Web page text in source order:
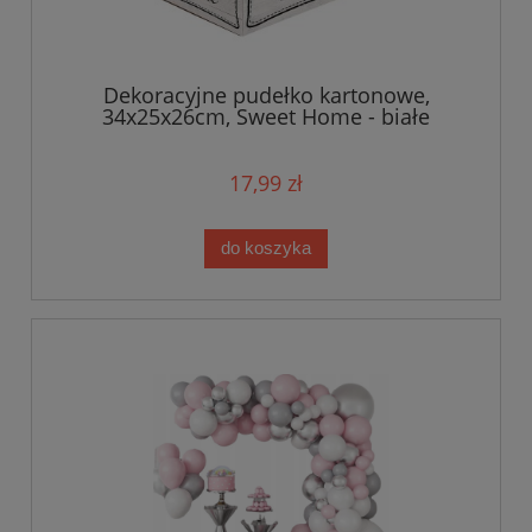
Dekoracyjne pudełko kartonowe,
34x25x26cm, Sweet Home - białe
17,99 zł
do koszyka